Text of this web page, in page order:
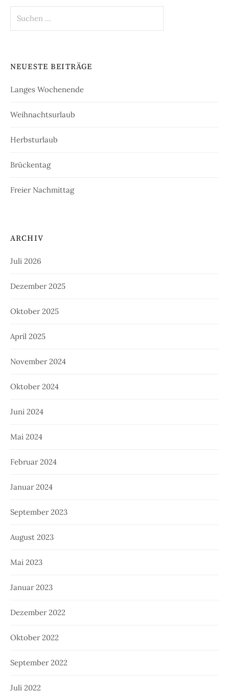
nach:
NEUESTE BEITRÄGE
Langes Wochenende
Weihnachtsurlaub
Herbsturlaub
Brückentag
Freier Nachmittag
ARCHIV
Juli 2026
Dezember 2025
Oktober 2025
April 2025
November 2024
Oktober 2024
Juni 2024
Mai 2024
Februar 2024
Januar 2024
September 2023
August 2023
Mai 2023
Januar 2023
Dezember 2022
Oktober 2022
September 2022
Juli 2022